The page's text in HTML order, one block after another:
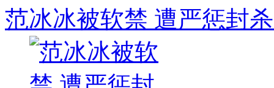
范冰冰被软禁 遭严惩封